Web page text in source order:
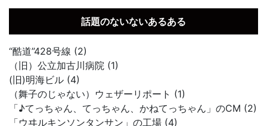
話題のないないあるある
“酷道”428号線 (2)
（旧）公立加古川病院 (1)
(旧)明海ビル (4)
（舞子のじゃない）ウェザーリポート (1)
「♪てっちゃん、てっちゃん、かねてっちゃん」のCM (2)
「ウヰルキンソンタンサン」の工場 (4)